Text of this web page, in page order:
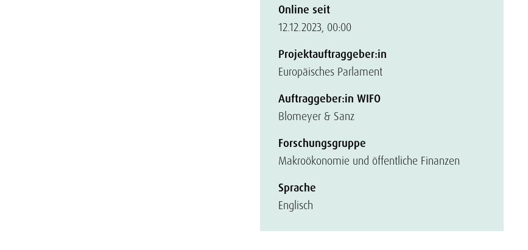
Online seit
12.12.2023, 00:00
Projektauftraggeber:in
Europäisches Parlament
Auftraggeber:in WIFO
Blomeyer & Sanz
Forschungsgruppe
Makroökonomie und öffentliche Finanzen
Sprache
Englisch